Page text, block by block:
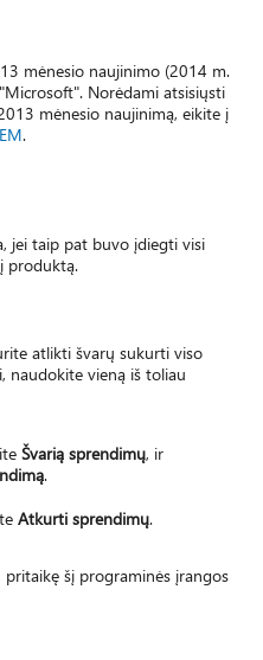
mėnesio naujinimo (2014 m.
Norėdami atsisiųsti
mėnesio naujinimą, eikite į
.
jei taip pat buvo įdiegti visi
produktą.
atlikti švarų sukurti viso
naudokite vieną iš toliau
Švarią sprendimų, ir
.
Atkurti sprendimų.
šį programinės įrangos